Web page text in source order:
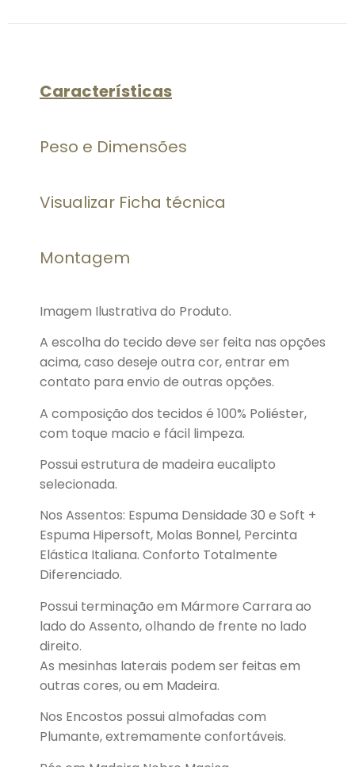
Características
Peso e Dimensões
Visualizar Ficha técnica
Montagem
Imagem Ilustrativa do Produto.
A escolha do tecido deve ser feita nas opções
acima, caso deseje outra cor, entrar em
contato para envio de outras opções.
A composição dos tecidos é 100% Poliéster,
com toque macio e fácil limpeza.
Possui estrutura de madeira eucalipto
selecionada.
Nos Assentos: Espuma Densidade 30 e Soft +
Espuma Hipersoft, Molas Bonnel, Percinta
Elástica Italiana. Conforto Totalmente
Diferenciado.
Possui terminação em Mármore Carrara ao
lado do Assento, olhando de frente no lado
direito.
As mesinhas laterais podem ser feitas em
outras cores, ou em Madeira.
Nos Encostos possui almofadas com
Plumante, extremamente confortáveis.